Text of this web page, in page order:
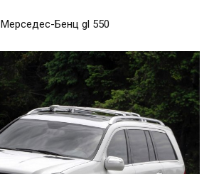
Мерседес-Бенц gl 550